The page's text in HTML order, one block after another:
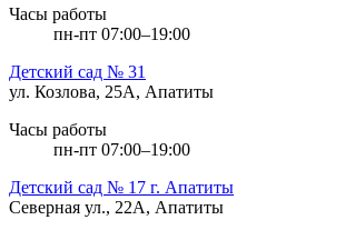
Часы работы
пн-пт 07:00–19:00
Детский сад № 31
ул. Козлова, 25А, Апатиты
Часы работы
пн-пт 07:00–19:00
Детский сад № 17 г. Апатиты
Северная ул., 22А, Апатиты